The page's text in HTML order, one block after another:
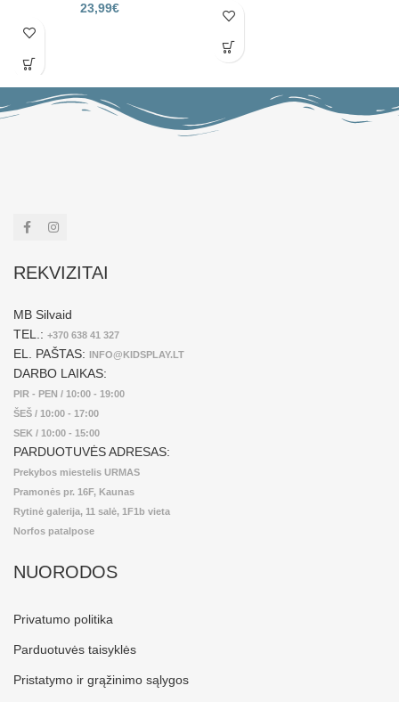
23,99€
REKVIZITAI
MB Silvaid
TEL.: +370 638 41 327
EL. PAŠTAS: INFO@KIDSPLAY.LT
DARBO LAIKAS:
PIR - PEN / 10:00 - 19:00
ŠEŠ / 10:00 - 17:00
SEK / 10:00 - 15:00
PARDUOTUVĖS ADRESAS:
Prekybos miestelis URMAS
Pramonės pr. 16F, Kaunas
Rytinė galerija, 11 salė, 1F1b vieta
Norfos patalpose
NUORODOS
Privatumo politika
Parduotuvės taisyklės
Pristatymo ir grąžinimo sąlygos